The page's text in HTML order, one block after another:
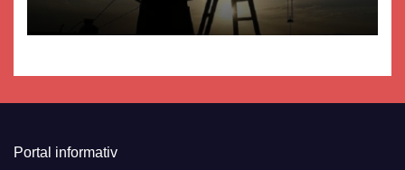
Portal informativ